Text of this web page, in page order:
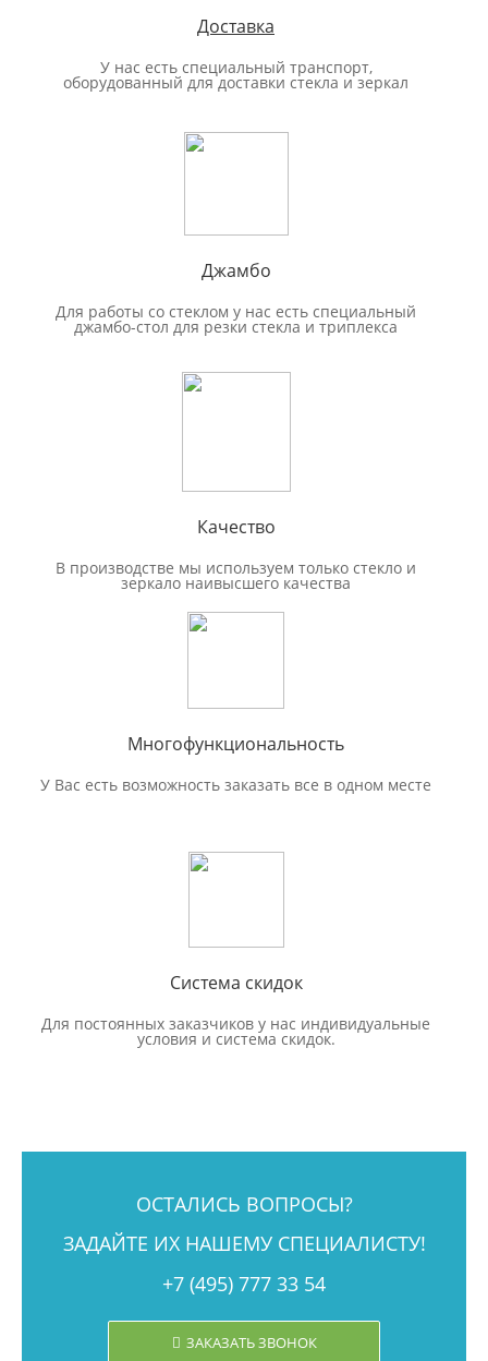
Доставка
У нас есть специальный транспорт,
оборудованный для доставки стекла и зеркал
Джамбо
Для работы со стеклом у нас есть специальный
джамбо-стол для резки стекла и триплекса
Качество
В производстве мы используем только стекло и
зеркало наивысшего качества
Многофункциональность
У Вас есть возможность заказать все в одном месте
Система скидок
Для постоянных заказчиков у нас индивидуальные
условия и система скидок.
ОСТАЛИСЬ ВОПРОСЫ?
ЗАДАЙТЕ ИХ НАШЕМУ СПЕЦИАЛИСТУ!
+7 (495) 777 33 54
ЗАКАЗАТЬ ЗВОНОК